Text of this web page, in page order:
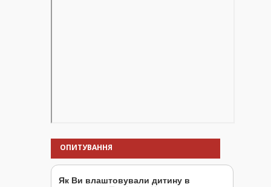
ОПИТУВАННЯ
Як Ви влаштовували дитину в